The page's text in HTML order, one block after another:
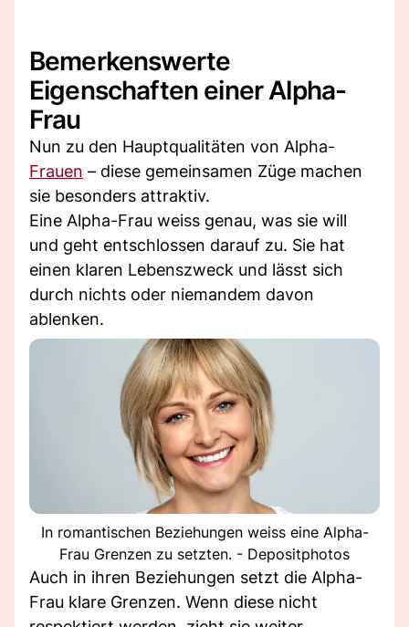
Bemerkenswerte
Eigenschaften einer Alpha-
Frau
Nun zu den Hauptqualitäten von Alpha-
Frauen – diese gemeinsamen Züge machen
sie besonders attraktiv.
Eine Alpha-Frau weiss genau, was sie will
und geht entschlossen darauf zu. Sie hat
einen klaren Lebenszweck und lässt sich
durch nichts oder niemandem davon
ablenken.
In romantischen Beziehungen weiss eine Alpha-
Frau Grenzen zu setzten. - Depositphotos
Auch in ihren Beziehungen setzt die Alpha-
Frau klare Grenzen. Wenn diese nicht